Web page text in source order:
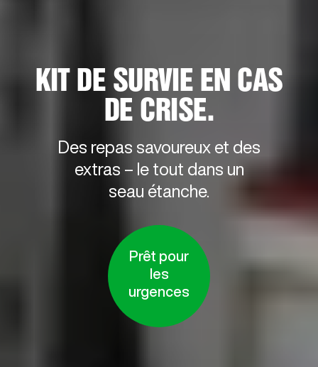
KIT DE SURVIE EN CAS
DE CRISE.
Des repas savoureux et des
extras – le tout dans un
seau étanche.
Prêt pour
les
urgences